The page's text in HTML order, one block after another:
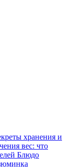
хранения и
вес: что
Блюдо